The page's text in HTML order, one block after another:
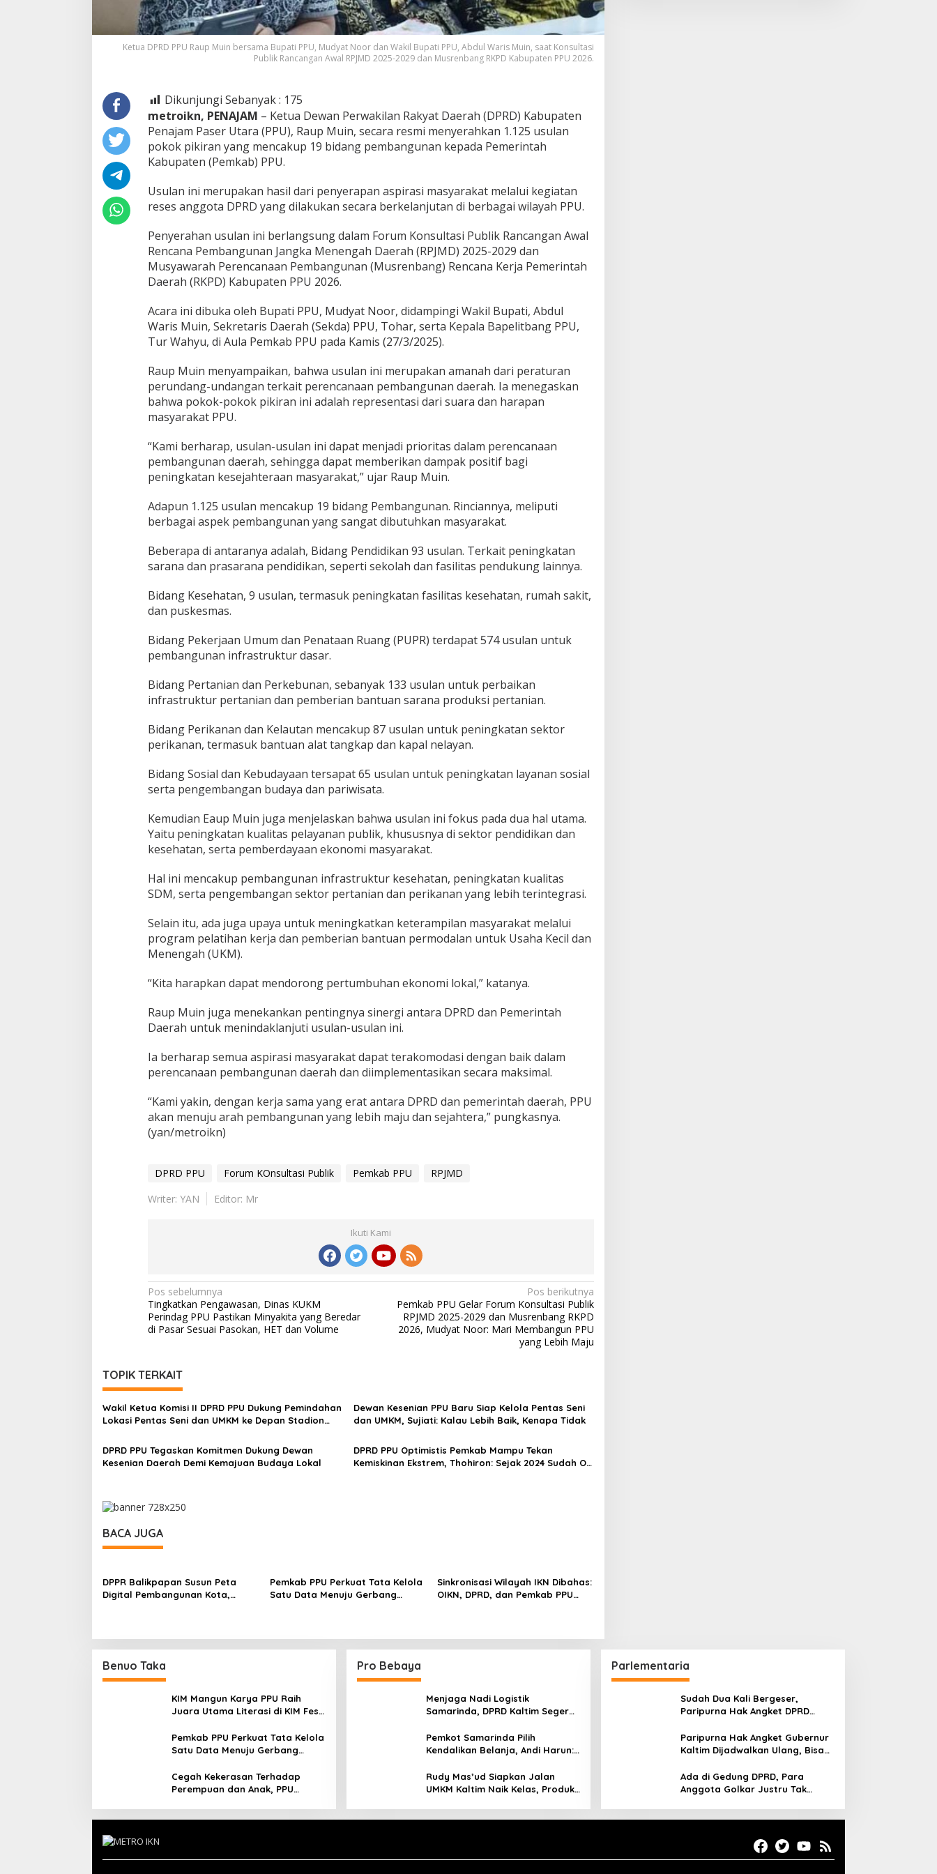
Ketua DPRD PPU Raup Muin bersama Bupati PPU, Mudyat Noor dan Wakil Bupati PPU, Abdul Waris Muin, saat Konsultasi
Publik Rancangan Awal RPJMD 2025-2029 dan Musrenbang RKPD Kabupaten PPU 2026.
Dikunjungi Sebanyak : 175
metroikn, PENAJAM – Ketua Dewan Perwakilan Rakyat Daerah (DPRD) Kabupaten
Penajam Paser Utara (PPU), Raup Muin, secara resmi menyerahkan 1.125 usulan
pokok pikiran yang mencakup 19 bidang pembangunan kepada Pemerintah
Kabupaten (Pemkab) PPU.
Usulan ini merupakan hasil dari penyerapan aspirasi masyarakat melalui kegiatan
reses anggota DPRD yang dilakukan secara berkelanjutan di berbagai wilayah PPU.
Penyerahan usulan ini berlangsung dalam Forum Konsultasi Publik Rancangan Awal
Rencana Pembangunan Jangka Menengah Daerah (RPJMD) 2025-2029 dan
Musyawarah Perencanaan Pembangunan (Musrenbang) Rencana Kerja Pemerintah
Daerah (RKPD) Kabupaten PPU 2026.
Acara ini dibuka oleh Bupati PPU, Mudyat Noor, didampingi Wakil Bupati, Abdul
Waris Muin, Sekretaris Daerah (Sekda) PPU, Tohar, serta Kepala Bapelitbang PPU,
Tur Wahyu, di Aula Pemkab PPU pada Kamis (27/3/2025).
Raup Muin menyampaikan, bahwa usulan ini merupakan amanah dari peraturan
perundang-undangan terkait perencanaan pembangunan daerah. Ia menegaskan
bahwa pokok-pokok pikiran ini adalah representasi dari suara dan harapan
masyarakat PPU.
“Kami berharap, usulan-usulan ini dapat menjadi prioritas dalam perencanaan
pembangunan daerah, sehingga dapat memberikan dampak positif bagi
peningkatan kesejahteraan masyarakat,” ujar Raup Muin.
Adapun 1.125 usulan mencakup 19 bidang Pembangunan. Rinciannya, meliputi
berbagai aspek pembangunan yang sangat dibutuhkan masyarakat.
Beberapa di antaranya adalah, Bidang Pendidikan 93 usulan. Terkait peningkatan
sarana dan prasarana pendidikan, seperti sekolah dan fasilitas pendukung lainnya.
Bidang Kesehatan, 9 usulan, termasuk peningkatan fasilitas kesehatan, rumah sakit,
dan puskesmas.
Bidang Pekerjaan Umum dan Penataan Ruang (PUPR) terdapat 574 usulan untuk
pembangunan infrastruktur dasar.
Bidang Pertanian dan Perkebunan, sebanyak 133 usulan untuk perbaikan
infrastruktur pertanian dan pemberian bantuan sarana produksi pertanian.
Bidang Perikanan dan Kelautan mencakup 87 usulan untuk peningkatan sektor
perikanan, termasuk bantuan alat tangkap dan kapal nelayan.
Bidang Sosial dan Kebudayaan tersapat 65 usulan untuk peningkatan layanan sosial
serta pengembangan budaya dan pariwisata.
Kemudian Eaup Muin juga menjelaskan bahwa usulan ini fokus pada dua hal utama.
Yaitu peningkatan kualitas pelayanan publik, khususnya di sektor pendidikan dan
kesehatan, serta pemberdayaan ekonomi masyarakat.
Hal ini mencakup pembangunan infrastruktur kesehatan, peningkatan kualitas
SDM, serta pengembangan sektor pertanian dan perikanan yang lebih terintegrasi.
Selain itu, ada juga upaya untuk meningkatkan keterampilan masyarakat melalui
program pelatihan kerja dan pemberian bantuan permodalan untuk Usaha Kecil dan
Menengah (UKM).
“Kita harapkan dapat mendorong pertumbuhan ekonomi lokal,” katanya.
Raup Muin juga menekankan pentingnya sinergi antara DPRD dan Pemerintah
Daerah untuk menindaklanjuti usulan-usulan ini.
Ia berharap semua aspirasi masyarakat dapat terakomodasi dengan baik dalam
perencanaan pembangunan daerah dan diimplementasikan secara maksimal.
“Kami yakin, dengan kerja sama yang erat antara DPRD dan pemerintah daerah, PPU
akan menuju arah pembangunan yang lebih maju dan sejahtera,” pungkasnya.
(yan/metroikn)
DPRD PPU Forum KOnsultasi Publik Pemkab PPU
RPJMD
Writer: YAN
Editor: Mr
Ikuti Kami
Navigasi
pos
Pos sebelumnya
Tingkatkan Pengawasan, Dinas KUKM
Perindag PPU Pastikan Minyakita yang Beredar
di Pasar Sesuai Pasokan, HET dan Volume
Pos berikutnya
Pemkab PPU Gelar Forum Konsultasi Publik
RPJMD 2025-2029 dan Musrenbang RKPD
2026, Mudyat Noor: Mari Membangun PPU
yang Lebih Maju
TOPIK TERKAIT
Wakil Ketua Komisi II DPRD PPU Dukung Pemindahan
Lokasi Pentas Seni dan UMKM ke Depan Stadion
Dewan Kesenian PPU Baru Siap Kelola Pentas Seni
dan UMKM, Sujiati: Kalau Lebih Baik, Kenapa Tidak
DPRD PPU Tegaskan Komitmen Dukung Dewan
Kesenian Daerah Demi Kemajuan Budaya Lokal
DPRD PPU Optimistis Pemkab Mampu Tekan
Kemiskinan Ekstrem, Thohiron: Sejak 2024 Sudah O
BACA JUGA
DPPR Balikpapan Susun Peta
Digital Pembangunan Kota,
Pemkab PPU Perkuat Tata Kelola
Satu Data Menuju Gerbang
Sinkronisasi Wilayah IKN Dibahas:
OIKN, DPRD, dan Pemkab PPU
Benuo Taka
KIM Mangun Karya PPU Raih
Juara Utama Literasi di KIM Fest
Panggung Nasional
Pemkab PPU Perkuat Tata Kelola
Satu Data Menuju Gerbang
Cegah Kekerasan Terhadap
Perempuan dan Anak, PPU
Pro Bebaya
Menjaga Nadi Logistik
Samarinda, DPRD Kaltim Segera
Pemkot Samarinda Pilih
Kendalikan Belanja, Andi Harun:
daripada Berutang
Rudy Mas’ud Siapkan Jalan
UMKM Kaltim Naik Kelas, Produk
Parlementaria
Sudah Dua Kali Bergeser,
Paripurna Hak Angket DPRD
Paripurna Hak Angket Gubernur
Kaltim Dijadwalkan Ulang, Bisa
Ada di Gedung DPRD, Para
Anggota Golkar Justru Tak